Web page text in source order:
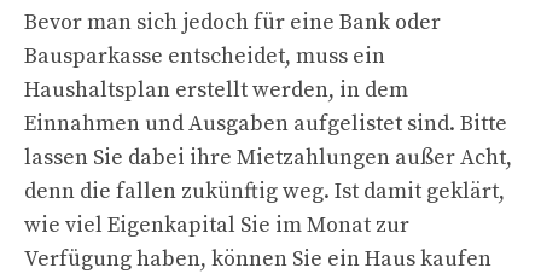
Bevor man sich jedoch für eine Bank oder
Bausparkasse entscheidet, muss ein
Haushaltsplan erstellt werden, in dem
Einnahmen und Ausgaben aufgelistet sind. Bitte
lassen Sie dabei ihre Mietzahlungen außer Acht,
denn die fallen zukünftig weg. Ist damit geklärt,
wie viel Eigenkapital Sie im Monat zur
Verfügung haben, können Sie ein Haus kaufen